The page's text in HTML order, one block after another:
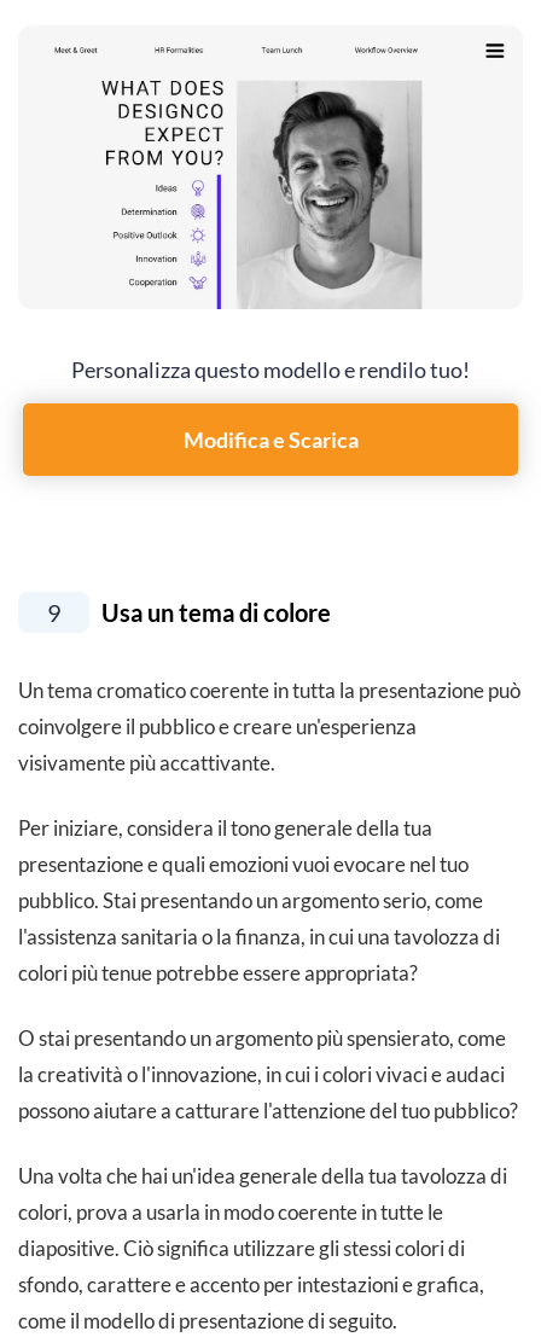
Personalizza questo modello e rendilo tuo!
Modifica e Scarica
9 Usa un tema di colore
Un tema cromatico coerente in tutta la presentazione può
coinvolgere il pubblico e creare un'esperienza
visivamente più accattivante.
Per iniziare, considera il tono generale della tua
presentazione e quali emozioni vuoi evocare nel tuo
pubblico. Stai presentando un argomento serio, come
l'assistenza sanitaria o la finanza, in cui una tavolozza di
colori più tenue potrebbe essere appropriata?
O stai presentando un argomento più spensierato, come
la creatività o l'innovazione, in cui i colori vivaci e audaci
possono aiutare a catturare l'attenzione del tuo pubblico?
Una volta che hai un'idea generale della tua tavolozza di
colori, prova a usarla in modo coerente in tutte le
diapositive. Ciò significa utilizzare gli stessi colori di
sfondo, carattere e accento per intestazioni e grafica,
come il modello di presentazione di seguito.